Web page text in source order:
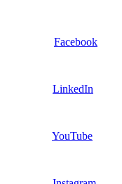
Facebook
LinkedIn
YouTube